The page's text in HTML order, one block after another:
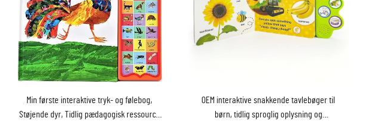
Min første interaktive tryk- og følebog,
Støjende dyr, Tidlig pædagogisk ressource
OEM interaktive snakkende tavlebøger til
børn, tidlig sproglig oplysning og